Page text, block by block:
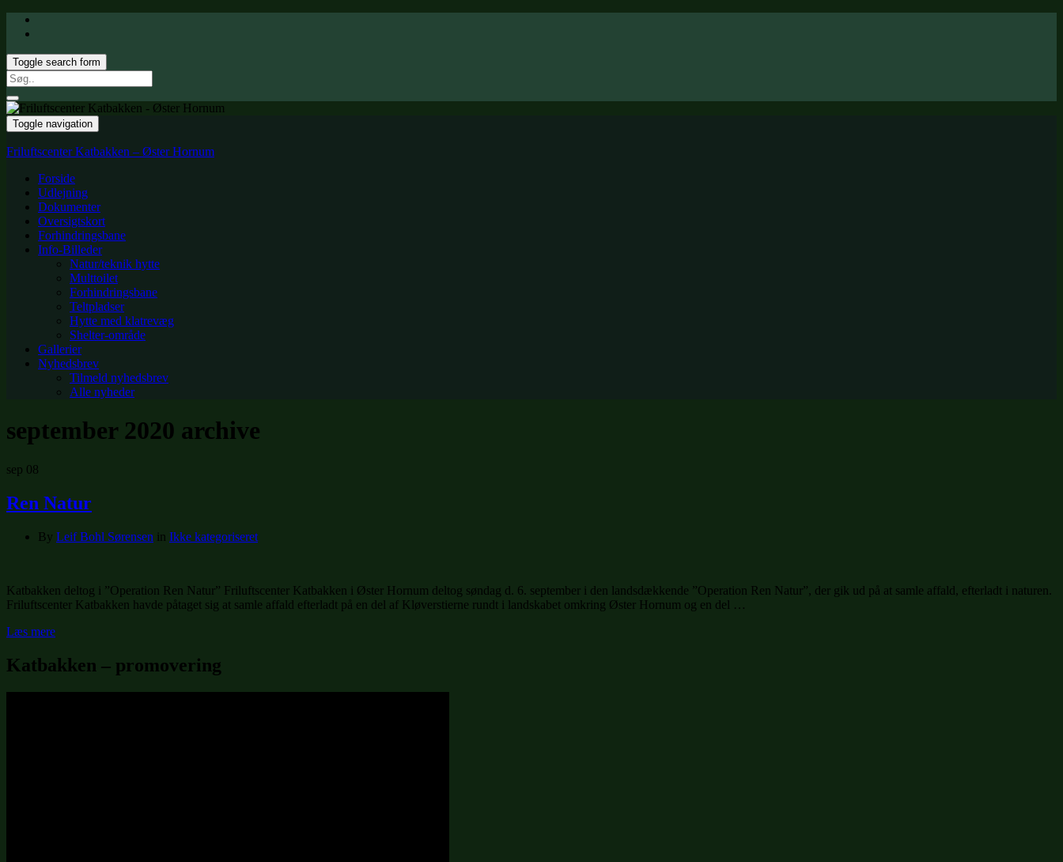
Toggle search form
Search
for:
Toggle navigation
Friluftscenter Katbakken – Øster Hornum
Forside
Udlejning
Dokumenter
Oversigtskort
Forhindringsbane
Info-Billeder
Natur/teknik hytte
Multtoilet
Forhindringsbane
Teltpladser
Hytte med klatrevæg
Shelter-område
Gallerier
Nyhedsbrev
Tilmeld nyhedsbrev
Alle nyheder
september 2020 archive
sep 08
Ren Natur
By Leif Bohl Sørensen in Ikke kategoriseret
Katbakken deltog i ”Operation Ren Natur” Friluftscenter Katbakken i Øster Hornum deltog søndag d. 6. september i den landsdækkende ”Operation Ren Natur”, der gik ud på at samle affald, efterladt i naturen.
Friluftscenter Katbakken havde påtaget sig at samle affald efterladt på en del af Kløverstierne rundt i landskabet omkring Øster Hornum og en del …
Læs mere
Katbakken – promovering